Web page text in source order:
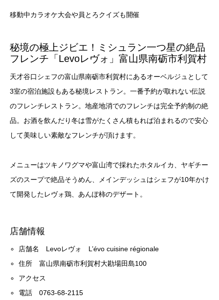
移動中カラオケ大会や員とろクイズも開催
秘境の極上ジビエ！ミシュラン一つ星の絶品
フレンチ「Levoレヴォ」富山県南砺市利賀村
天才谷口シェフの富山県南砺市利賀村にあるオーベルジュとして
3室の宿泊施設もある秘境レストラン。一番予約が取れない伝説
のフレンチレストラン。地産地消でのフレンチは完全予約制の絶
品。お酒を飲んだり冬は雪がたくさん積もれば泊まれるので安心
して美味しい素敵なフレンチが頂けます。
メニューはツキノワグマや富山湾で採れたホタルイカ、ヤギチー
ズのスープで絶品そうめん、メインデッシュはシェフが10年かけ
て開発したレヴォ鶏、あんぽ柿のデザート。
店舗情報
店舗名 Levoレヴォ L’évo cuisine régionale
住所 富山県南砺市利賀村大勘場田島100
アクセス
電話 0763-68-2115